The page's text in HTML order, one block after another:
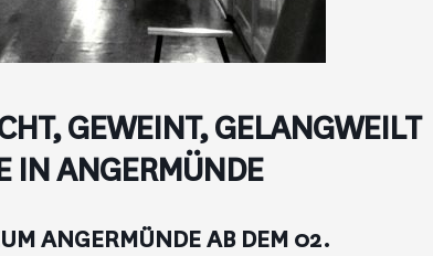
GEWEINT, GELANGWEILT
IN ANGERMÜNDE
ANGERMÜNDE AB DEM 02.